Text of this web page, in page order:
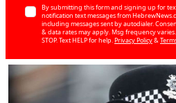
By submitting this form and signing up for
notification text messages from
including messages sent by autodialer.
& data rates may apply. Msg frequency
STOP. Text HELP for help. Privacy Policy&